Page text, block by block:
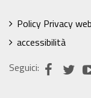
Policy Privacy web
accessibilità
Seguici: